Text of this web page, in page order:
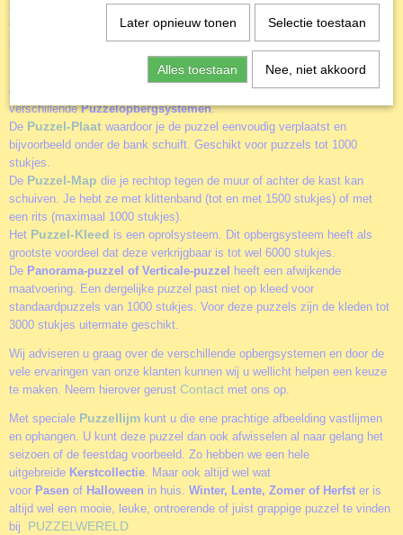
een verpakking). Alle stukjes netjes gesorteerd zodat je deze niet in een
volle doos hoeft te zoeken en de deksel met de afbeelding als voorbeeld
kunt blijven gebruiken.
Een puzzel is meestal niet in één dag af. Voor het veilig wegleggen van
de puzzel als u er niet aan werkt zijn er
verschillendePuzzelopbergsystemen.
De Puzzel-Plaat waardoor je de puzzel eenvoudig verplaatst en
bijvoorbeeld onder de bank schuift. Geschikt voor puzzels tot 1000
stukjes.
De Puzzel-Map die je rechtop tegen de muur of achter de kast kan
schuiven. Je hebt ze met klittenband (tot en met 1500 stukjes) of met
een rits (maximaal 1000 stukjes).
Het Puzzel-Kleed is een oprolsysteem. Dit opbergsysteem heeft als
grootste voordeel dat deze verkrijgbaar is tot wel 6000 stukjes.
De Panorama-puzzel of Verticale-puzzel
heeft een afwijkende
maatvoering. Een dergelijke puzzel past niet op kleed voor
standaardpuzzels van 1000 stukjes. Voor deze puzzels zijn de kleden tot
3000 stukjes uitermate geschikt.
Wij adviseren u graag over de verschillende opbergsystemen en door de
vele ervaringen van onze klanten kunnen wij u wellicht helpen een keuze
te maken. Neem hierover gerust Contact met ons op.
Met speciale Puzzellijm kunt u die ene prachtige afbeelding vastlijmen
en ophangen. U kunt deze puzzel dan ook afwisselen al naar gelang het
seizoen of de feestdag voorbeeld. Zo hebben we een hele
uitgebreide Kerstcollectie. Maar ook altijd wel wat
voor Pasen of Halloween in huis. Winter, Lente, Zomer of Herfst er is
altijd wel een mooie, leuke, ontroerende of juist grappige puzzel te vinden
bij PUZZELWERELD
Later opnieuw tonen Selectie toestaan
Alles toestaan Nee, niet akkoord